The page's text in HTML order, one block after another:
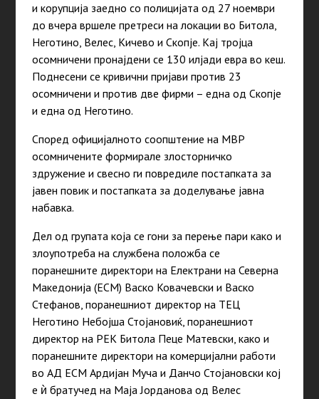
и корупција заедно со полицијата од 27 ноември
до вчера вршеле претреси на локации во Битола,
Неготино, Велес, Кичево и Скопје. Кај тројца
осомничени пронајдени се 130 илјади евра во кеш.
Поднесени се кривични пријави против 23
осомничени и против две фирми – една од Скопје
и една од Неготино.
Според официјалното соопштение на МВР
осомничените формирале злосторничко
здружение и свесно ги повредиле постапката за
јавен повик и постапката за доделување јавна
набавка.
Дел од групата која се гони за перење пари како и
злоупотреба на службена положба се
поранешните директори на Електрани на Северна
Македонија (ЕСМ) Васко Ковачевски и Васко
Стефанов, поранешниот директор на ТЕЦ
Неготино Небојша Стојановиќ, поранешниот
директор на РЕК Битола Пеце Матевски, како и
поранешните директори на комерцијални работи
во АД ЕСМ Ардијан Муча и Данчо Стојановски кој
е ѝ братучед на Маја Јорданова од Велес